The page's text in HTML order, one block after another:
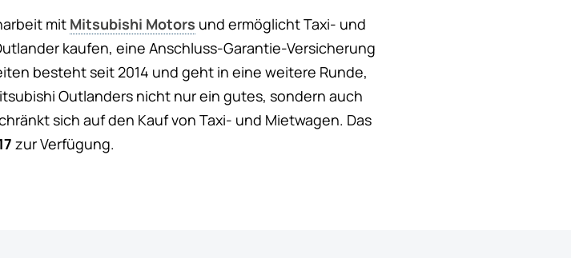
mit Mitsubishi Motors und ermöglicht Taxi- und
kaufen, eine Anschluss-Garantie-Versicherung
besteht seit 2014 und geht in eine weitere Runde,
Outlanders nicht nur ein gutes, sondern auch
sich auf den Kauf von Taxi- und Mietwagen. Das
zur Verfügung.